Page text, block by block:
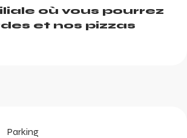
où vous pourrez
et nos pizzas
Parking